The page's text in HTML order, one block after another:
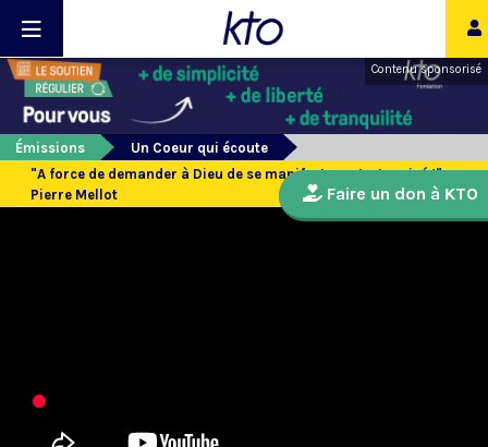
Contenu sponsorisé
Émissions
Un Coeur qui écoute
"A force de demander à Dieu de se manifester : c’est arrivé !" :
Pierre Mellot
Faire un don à KTO